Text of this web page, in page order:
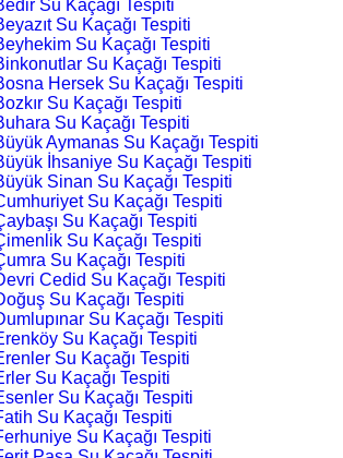
Su Kaçağı Tespiti
Su Kaçağı Tespiti
Su Kaçağı Tespiti
Su Kaçağı Tespiti
Hersek Su Kaçağı Tespiti
Su Kaçağı Tespiti
Su Kaçağı Tespiti
Aymanas Su Kaçağı Tespiti
İhsaniye Su Kaçağı Tespiti
Sinan Su Kaçağı Tespiti
Su Kaçağı Tespiti
Su Kaçağı Tespiti
Su Kaçağı Tespiti
Su Kaçağı Tespiti
Cedid Su Kaçağı Tespiti
Su Kaçağı Tespiti
Su Kaçağı Tespiti
Su Kaçağı Tespiti
Su Kaçağı Tespiti
Su Kaçağı Tespiti
Su Kaçağı Tespiti
Su Kaçağı Tespiti
Su Kaçağı Tespiti